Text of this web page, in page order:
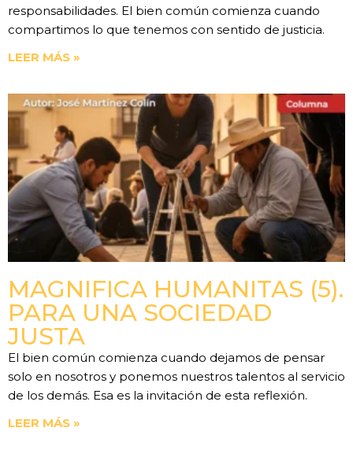
responsabilidades. El bien común comienza cuando
compartimos lo que tenemos con sentido de justicia.
LEER MÁS »
MAGNIFICA HUMANITAS (5).
PARA UNA SOCIEDAD
JUSTA
El bien común comienza cuando dejamos de pensar
solo en nosotros y ponemos nuestros talentos al servicio
de los demás. Esa es la invitación de esta reflexión.
LEER MÁS »